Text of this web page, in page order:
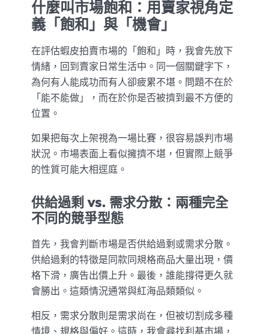
什麼叫市場飽和：用賣家視角定
義「飽和」與「機會」
在評估蝦皮拍賣市場的「飽和」時，我會先放下
情緒，回到賣家日常生活中。同一個關鍵字下，
為何有人能成功而有人卻疲累不堪。問題不在於
「能不能做」，而在於你是否被擠到最不方便的
位置。
如果把每次上架視為一場比賽，很容易誤判市場
狀況。市場表面上看似擁擠不堪，但實際上競爭
的性質可能大相逕庭。
供給過剩 vs. 需求分散：兩種完全
不同的競爭型態
首先，我會判斷市場是否供給過剩或需求分散。
供給過剩的特徵是同款同規格商品大量出現，價
格下滑，廣告出價上升。最後，誰能撐得更久就
會勝出。這類情況通常與紅海品類類似。
相反，需求分散則是需求尚在，但被切割成多種
情境、規格與偏好。這時，我會尋找利基市場，